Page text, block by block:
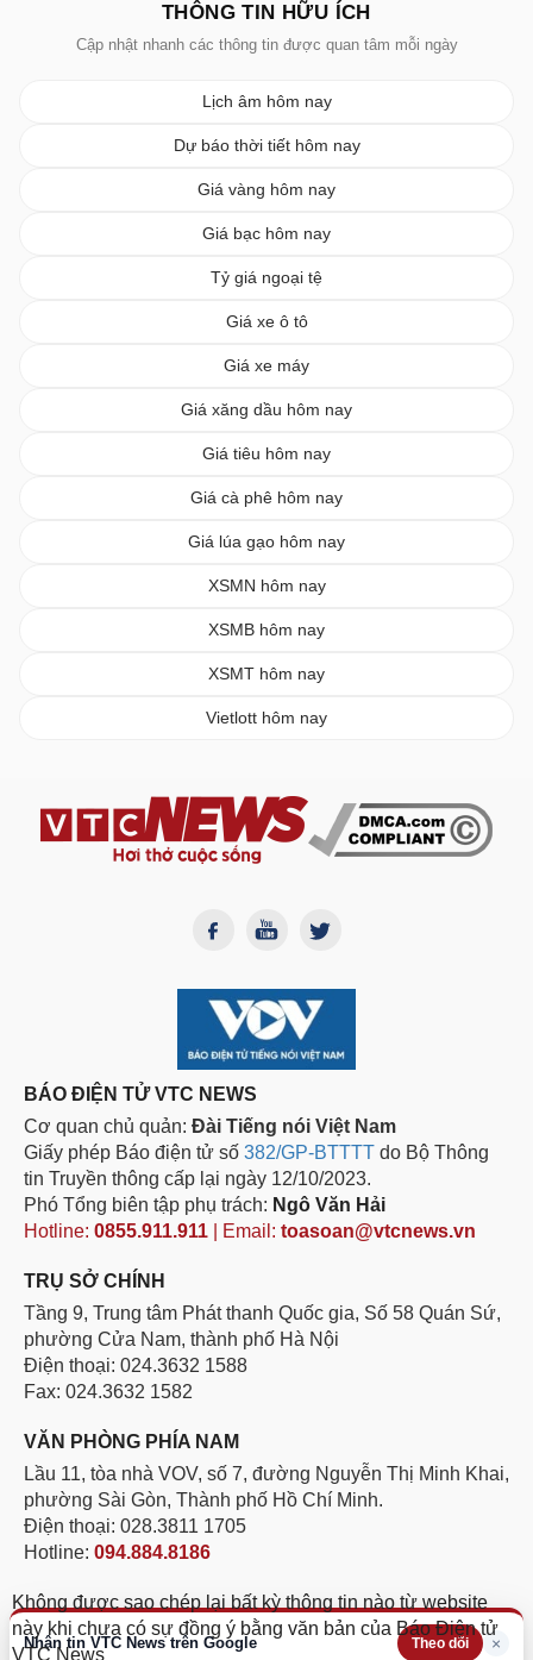
Nhận tin VTC News trên Google Theo dõi ×
THÔNG TIN HỮU ÍCH
Cập nhật nhanh các thông tin được quan tâm mỗi ngày
Lịch âm hôm nay
Dự báo thời tiết hôm nay
Giá vàng hôm nay
Giá bạc hôm nay
Tỷ giá ngoại tệ
Giá xe ô tô
Giá xe máy
Giá xăng dầu hôm nay
Giá tiêu hôm nay
Giá cà phê hôm nay
Giá lúa gạo hôm nay
XSMN hôm nay
XSMB hôm nay
XSMT hôm nay
Vietlott hôm nay
BÁO ĐIỆN TỬ VTC NEWS
Cơ quan chủ quản: Đài Tiếng nói Việt Nam
Giấy phép Báo điện tử số 382/GP-BTTTT do Bộ Thông
tin Truyền thông cấp lại ngày 12/10/2023.
Phó Tổng biên tập phụ trách: Ngô Văn Hải
Hotline: 0855.911.911 | Email: toasoan@vtcnews.vn
TRỤ SỞ CHÍNH
Tầng 9, Trung tâm Phát thanh Quốc gia, Số 58 Quán Sứ,
phường Cửa Nam, thành phố Hà Nội
Điện thoại: 024.3632 1588
Fax: 024.3632 1582
VĂN PHÒNG PHÍA NAM
Lầu 11, tòa nhà VOV, số 7, đường Nguyễn Thị Minh Khai,
phường Sài Gòn, Thành phố Hồ Chí Minh.
Điện thoại: 028.3811 1705
Hotline: 094.884.8186
Không được sao chép lại bất kỳ thông tin nào từ website
này khi chưa có sự đồng ý bằng văn bản của Báo Điện tử
VTC News